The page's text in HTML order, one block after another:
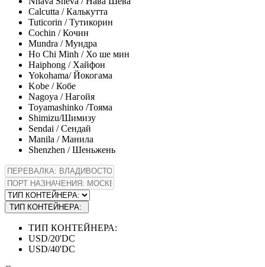
Calсutta / Калькутта
Tuticorin / Тутикорин
Cochin / Кочин
Mundra / Мундра
Ho Chi Minh / Хо ше мин
Haiphong / Хайфон
Yokohama/ Йокогама
Kobe / Кобе
Nagoya / Нагойя
Toyamashinko /Тояма
Shimizu/Шимизу
Sendai / Сендай
Manila / Манила
Shenzhen / Шеньжень
ТИП КОНТЕЙНЕРА:
ТИП КОНТЕЙНЕРА:
USD/20'DC
USD/40'DC